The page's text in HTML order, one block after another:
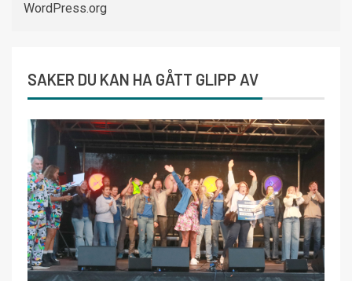
WordPress.org
SAKER DU KAN HA GÅTT GLIPP AV